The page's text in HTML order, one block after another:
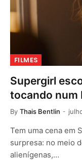
FILMES
Supergirl
tocando num
By Thais Bentlin
Tem uma cena em
surpresa: no meio
alienígenas,…